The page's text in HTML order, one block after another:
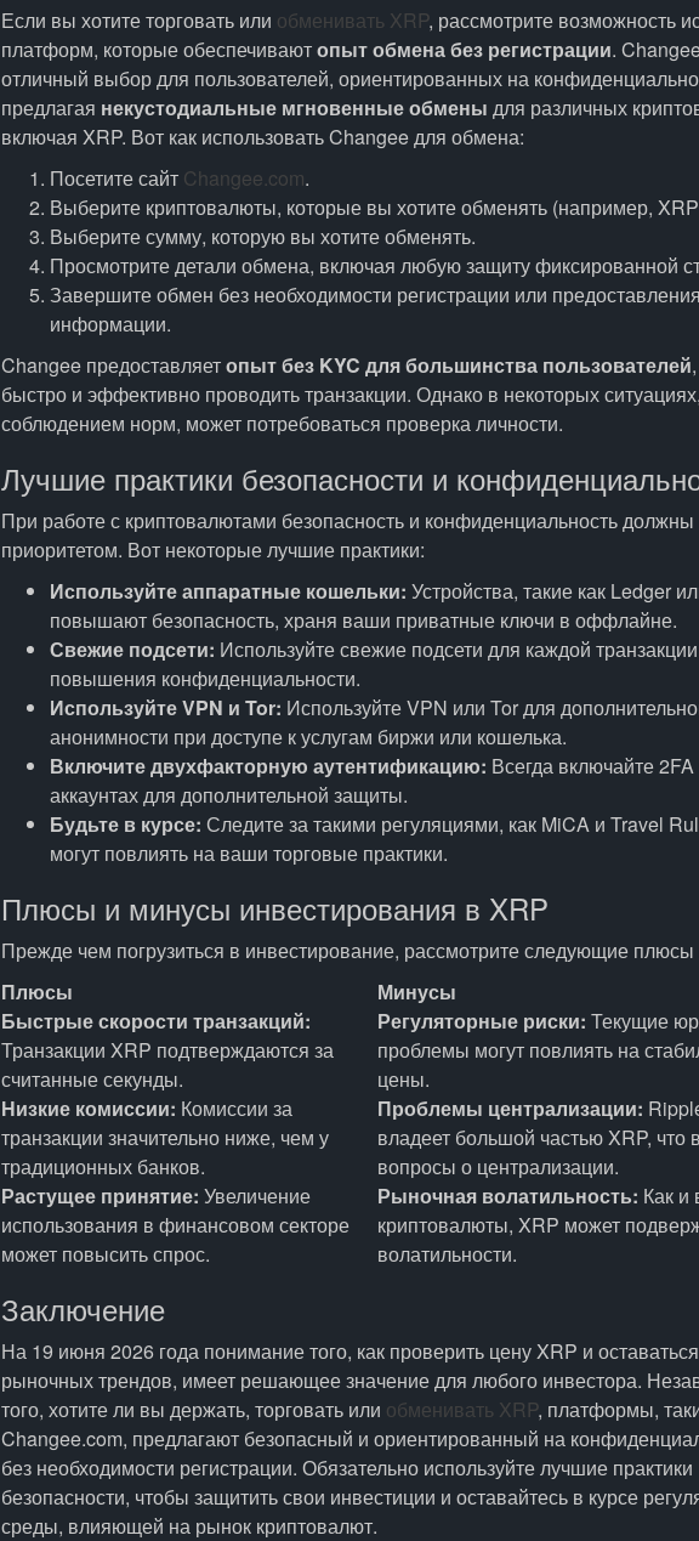
Если вы хотите торговать или обменивать XRP, рассмотрите возможность
платформ, которые обеспечиваютопыт обмена без регистрации.
отличный выбор для пользователей, ориентированных на
предлагая некустодиальные мгновенные обмены для различных
включая XRP. Вот как использовать Changee для обмена:
Посетите сайт Changee.com.
Выберите криптовалюты, которые вы хотите обменять (например,
Выберите сумму, которую вы хотите обменять.
Просмотрите детали обмена, включая любую защиту фиксированной
Завершите обмен без необходимости регистрации или
информации.
Changee предоставляетопыт без KYC для большинства пользователей
быстро и эффективно проводить транзакции. Однако в некоторых
соблюдением норм, может потребоваться проверка личности.
Лучшие практики безопасности и
При работе с криптовалютами безопасность и конфиденциальность
приоритетом. Вот некоторые лучшие практики:
Используйте аппаратные кошельки: Устройства, такие как Ledger
повышают безопасность, храня ваши приватные ключи в оффлайне.
Свежие подсети: Используйте свежие подсети для каждой
повышения конфиденциальности.
Используйте VPN и Tor: Используйте VPN или Tor для
анонимности при доступе к услугам биржи или кошелька.
Включите двухфакторную аутентификацию: Всегда включайте
аккаунтах для дополнительной защиты.
Будьте в курсе: Следите за такими регуляциями, как MiCA и Travel
могут повлиять на ваши торговые практики.
Плюсы и минусы инвестирования в XRP
Прежде чем погрузиться в инвестирование, рассмотрите следующие
Плюсы
Минусы
Быстрые скорости транзакций:
Транзакции XRP подтверждаются за
считанные секунды.
Регуляторные риски: Текущие
проблемы могут повлиять на
цены.
Низкие комиссии: Комиссии за
транзакции значительно ниже, чем у
традиционных банков.
Проблемы централизации:
владеет большой частью XRP, что
вопросы о централизации.
Растущее принятие: Увеличение
использования в финансовом секторе
может повысить спрос.
Рыночная волатильность: Как и
криптовалюты, XRP может
волатильности.
Заключение
На 19 июня 2026 года понимание того, как проверить цену XRP и
рыночных трендов, имеет решающее значение для любого инвестора.
того, хотите ли вы держать, торговать или обменивать XRP, платформы,
Changee.com, предлагают безопасный и ориентированный на
без необходимости регистрации. Обязательно используйте лучшие практики
безопасности, чтобы защитить свои инвестиции и оставайтесь в курсе
среды, влияющей на рынок криптовалют.